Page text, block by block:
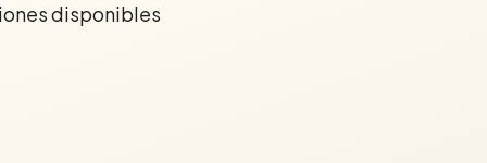
disponibles